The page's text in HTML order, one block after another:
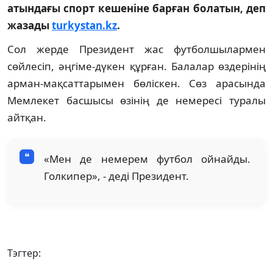
атындағы спорт кешеніне барған болатын, деп
жазадыturkystan.kz.
Сол жерде Президент жас футболшылармен
сөйлесіп, әңгіме-дүкен құрған. Балалар өздерінің
арман-мақсаттарымен бөліскен. Сөз арасында
Мемлекет басшысы өзінің де немересі туралы
айтқан.
«Мен де немерем футбол ойнайды.
Голкипер», - деді Президент.
Тэгтер: